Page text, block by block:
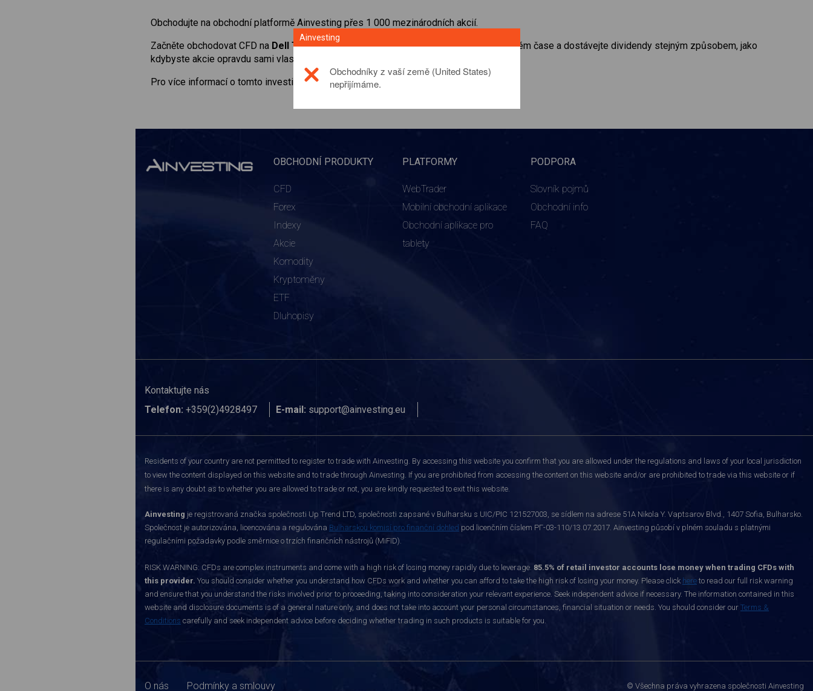
Obchodujte na obchodní platformě Ainvesting přes 1 000 mezinárodních akcií.
Začněte obchodovat CFD na Dell Technologies Inc. Získejte přístup ke kurzům v reálném čase a dostávejte dividendy stejným způsobem, jako
kdybyste akcie opravdu sami vlastnili.
Pro více informací o tomto investičním produktu prosím
OBCHODNÍ PRODUKTY
CFD
Forex
Indexy
Akcie
Komodity
Kryptoměny
ETF
Dluhopisy
PLATFORMY
WebTrader
Mobilní obchodní aplikace
Obchodní aplikace pro
tablety
PODPORA
Slovník pojmů
Obchodní info
FAQ
Kontaktujte nás
Telefon: +359(2)4928497 E-mail: support@ainvesting.eu
Residents of your country are not permitted to register to trade with Ainvesting. By accessing this website you confirm that you are allowed under the regulations and laws of your local jurisdiction
to view the content displayed on this website and to trade through Ainvesting. If you are prohibited from accessing the content on this website and/or are prohibited to trade via this website or if
there is any doubt as to whether you are allowed to trade or not, you are kindly requested to exit this website.
Ainvesting je registrovaná značka společnosti Up Trend LTD, společnosti zapsané v Bulharsku s UIC/PIC 121527003, se sídlem na adrese 51A Nikola Y. Vaptsarov Blvd., 1407 Sofia, Bulharsko.
Společnost je autorizována, licencována a regulována Bulharskou komisí pro finanční dohled pod licenčním číslem РГ-03-110/13.07.2017. Ainvesting působí v plném souladu s platnými
regulačními požadavky podle směrnice o trzích finančních nástrojů (MiFID).
RISK WARNING: CFDs are complex instruments and come with a high risk of losing money rapidly due to leverage. 85.5% of retail investor accounts lose money when trading CFDs with
this provider. You should consider whether you understand how CFDs work and whether you can afford to take the high risk of losing your money. Please click here to read our full risk warning
and ensure that you understand the risks involved prior to proceeding, taking into consideration your relevant experience. Seek independent advice if necessary. The information contained in this
website and disclosure documents is of a general nature only, and does not take into account your personal circumstances, financial situation or needs. You should consider our Terms &
Conditions carefully and seek independent advice before deciding whether trading in such products is suitable for you.
O nás Podmínky a smlouvy © Všechna práva vyhrazena společnosti Ainvesting
Ainvesting
Obchodníky z vaší země (United States)
nepřijímáme.